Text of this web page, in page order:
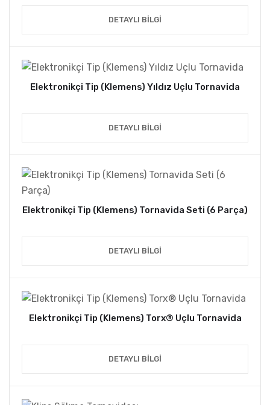
DETAYLI BILGI
Elektronikçi Tip (Klemens) Yıldız Uçlu Tornavida
DETAYLI BILGI
Elektronikçi Tip (Klemens) Tornavida Seti (6 Parça)
DETAYLI BILGI
Elektronikçi Tip (Klemens) Torx® Uçlu Tornavida
DETAYLI BILGI